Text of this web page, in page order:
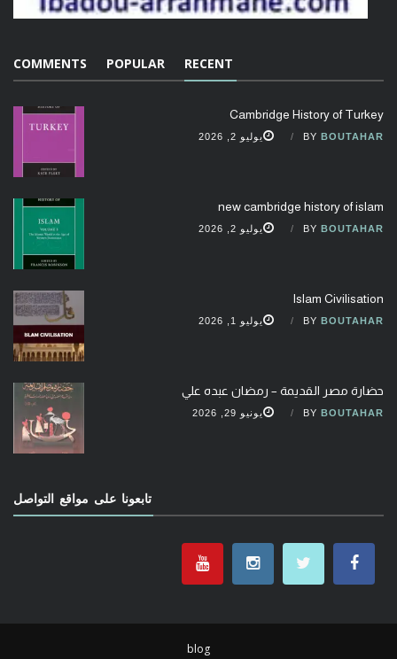
RECENT
POPULAR
COMMENTS
Cambridge History of Turkey
BY BOUTAHAR يوليو 2, 2026
new cambridge history of islam
BY BOUTAHAR يوليو 2, 2026
Islam Civilisation
BY BOUTAHAR يوليو 1, 2026
حضارة مصر القديمة – رمضان عبده علي
BY BOUTAHAR يونيو 29, 2026
تابعونا على مواقع التواصل
blog